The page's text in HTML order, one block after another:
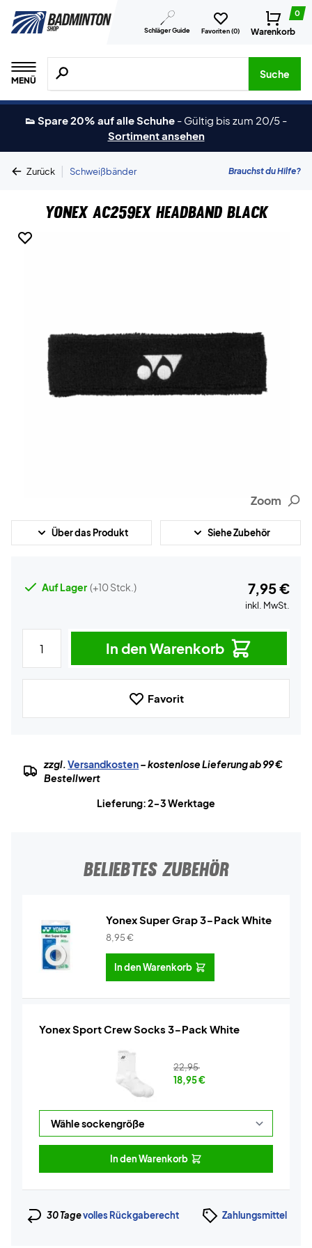
Schläger Guide Favoriten (0)
0
Warenkorb
MENÜ
Suche nach Produkten, Marken usw.
Suche
👟 Spare 20% auf alle Schuhe - Gültig bis zum 20/5 -
Sortiment ansehen
Zurück | Schweißbänder Brauchst du Hilfe?
Yonex AC259EX Headband Black
Zoom
Über das Produkt Siehe Zubehör
Auf Lager (+10 Stck.) 7,95 €
inkl. MwSt.
In den Warenkorb
Favorit
zzgl.Versandkosten– kostenlose Lieferung ab 99 €
Bestellwert
Lieferung: 2-3 Werktage
BELIEBTES ZUBEHÖR
Yonex Super Grap 3-Pack White
8,95€
In den Warenkorb
Yonex Sport Crew Socks 3-Pack White
22,95
18,95€
In den Warenkorb
30 Tagevolles Rückgaberecht Zahlungsmittel